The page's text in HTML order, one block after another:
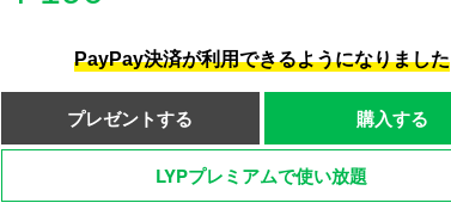
PayPay決済が利用できるようになりました
プレゼントする 購入する
LYPプレミアムで使い放題